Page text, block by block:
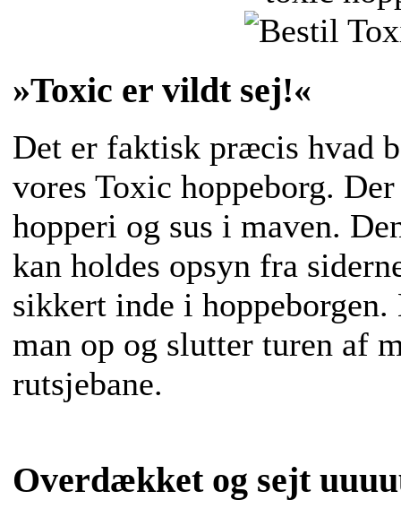
»Toxic er vildt sej!«
Det er faktisk præcis hvad
vores Toxic hoppeborg.
hopperi og sus i maven.
kan holdes opsyn fra
sikkert inde i
man op og slutter turen af
rutsjebane.
Overdækket og sejt